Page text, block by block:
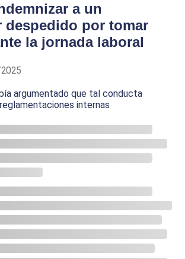
a un
despedido por tomar
la jornada laboral
argumentado que tal conducta
internas